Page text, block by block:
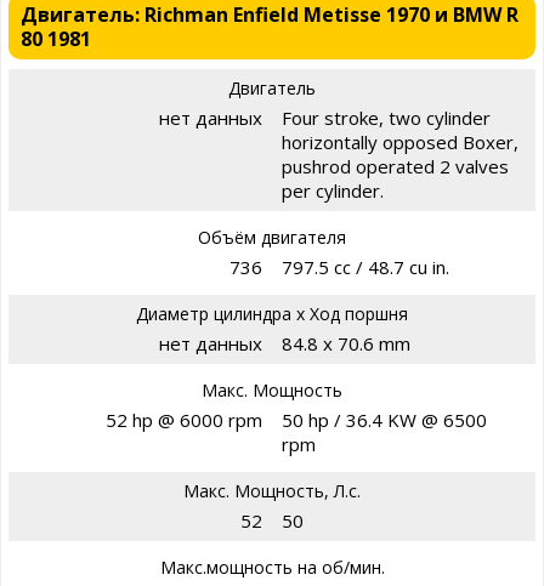
Двигатель: Richman Enfield Metisse 1970 и BMW R
80 1981
Двигатель
нет данных
Four stroke, two cylinder
horizontally opposed Boxer,
pushrod operated 2 valves
per cylinder.
Объём двигателя
736 797.5 cc / 48.7 cu in.
Диаметр цилиндра х Ход поршня
нет данных 84.8 x 70.6 mm
Макс. Мощность
52 hp @ 6000 rpm
50 hp / 36.4 KW @ 6500
rpm
Макс. Мощность, Л.с.
52 50
Макс.мощность на об/мин.